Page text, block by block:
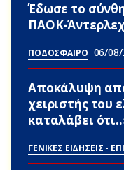
Έδωσε το
ΠΑΟΚ-
ΠΟΔΟΣΦΑΙΡΟ 06/
Αποκάλυψη από
χειριστής του
καταλάβει
ΓΕΝΙΚΕΣ ΕΙΔΗΣΕΙΣ -